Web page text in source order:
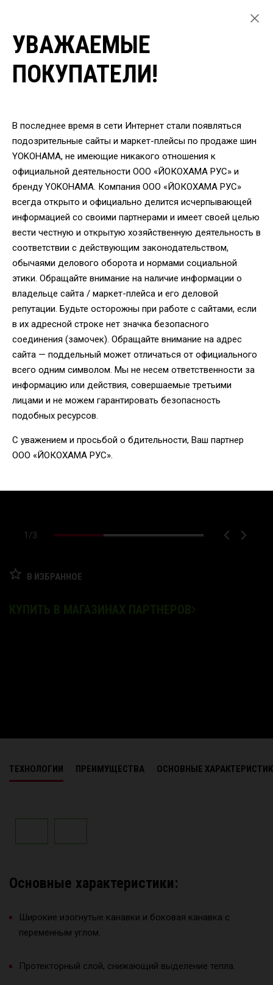
ЗИМНИЕ ШИНЫ YOKOHAMA ДЛЯ ЛЕГКОВЫХ АВТОМОБИЛЕЙ
ВЕРНУТЬСЯ
Шины Yokohama V905
265/65 R17 112T-1
1 /3
В ИЗБРАННОЕ
КУПИТЬ В МАГАЗИНАХ ПАРТНЕРОВ
ТЕХНОЛОГИИ ПРЕИМУЩЕСТВА ОСНОВНЫЕ
Основные характеристики:
Широкие изогнутые канавки и боковая канавка с
переменным углом.
Протекторный слой, снижающий выделение тепла.
УВАЖАЕМЫЕ
ПОКУПАТЕЛИ!
В последнее время в сети Интернет стали появляться
подозрительные сайты и маркет-плейсы по продаже шин
YOKOHAMA, не имеющие никакого отношения к
официальной деятельности ООО «ЙОКОХАМА РУС» и
бренду YOKOHAMA. Компания ООО «ЙОКОХАМА РУС»
всегда открыто и официально делится исчерпывающей
информацией со своими партнерами и имеет своей целью
вести честную и открытую хозяйственную деятельность в
соответствии с действующим законодательством,
обычаями делового оборота и нормами социальной
этики. Обращайте внимание на наличие информации о
владельце сайта / маркет-плейса и его деловой
репутации. Будьте осторожны при работе с сайтами, если
в их адресной строке нет значка безопасного
соединения (замочек). Обращайте внимание на адрес
сайта — поддельный может отличаться от официального
всего одним символом. Мы не несем ответственности за
информацию или действия, совершаемые третьими
лицами и не можем гарантировать безопасность
подобных ресурсов.
С уважением и просьбой о бдительности, Ваш партнер
ООО «ЙОКОХАМА РУС».